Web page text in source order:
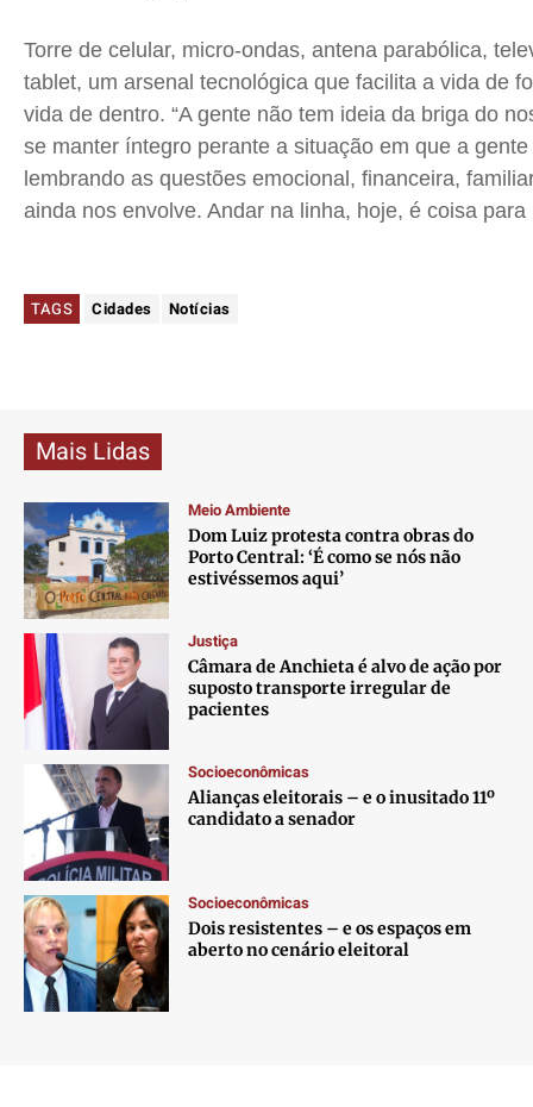
Torre de celular, micro-ondas, antena parabólica,
tablet, um arsenal tecnológica que facilita a vida de
vida de dentro. “A gente não tem ideia da briga do
se manter íntegro perante a situação em que a gente
lembrando as questões emocional, financeira,
ainda nos envolve. Andar na linha, hoje, é coisa para
TAGS Cidades Notícias
Mais Lidas
Meio Ambiente
Dom Luiz protesta contra obras do
Porto Central: ‘É como se nós não
estivéssemos aqui’
Justiça
Câmara de Anchieta é alvo de ação por
suposto transporte irregular de
pacientes
Socioeconômicas
Alianças eleitorais – e o inusitado 11º
candidato a senador
Socioeconômicas
Dois resistentes – e os espaços em
aberto no cenário eleitoral